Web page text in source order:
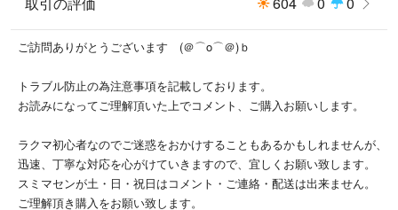
コーセー / プレディア / クレンジング / 洗顔 / 化粧水 / 化粧 / 乳液 / メイ
ク / スキンケア / コスメ / 美白 / ソープ / メイク落とし
ご訪問ありがとうございます (＠⌒ο⌒＠)ｂ
トラブル防止の為注意事項を記載しております。
お読みになってご理解頂いた上でコメント、ご購入お願いします。
ラクマ初心者なのでご迷惑をおかけすることもあるかもしれませんが、
迅速、丁寧な対応を心がけていきますので、宜しくお願い致します。
スミマセンが土・日・祝日はコメント・ご連絡・配送は出来ません。
ご理解頂き購入をお願い致します。